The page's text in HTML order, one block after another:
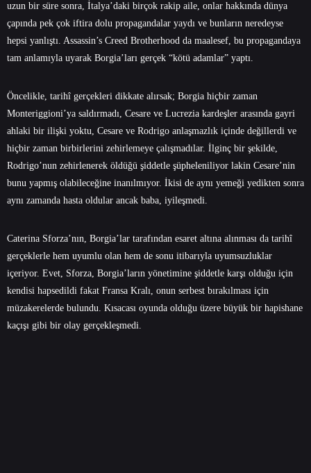
uzun bir süre sonra, İtalya’daki birçok rakip aile, onlar hakkında dünya
çapında pek çok iftira dolu propagandalar yaydı ve bunların neredeyse
hepsi yanlıştı. Assassin’s Creed Brotherhood da maalesef, bu propagandaya
tam anlamıyla uyarak Borgia’ları gerçek “kötü adamlar” yaptı.
Öncelikle, tarihî gerçekleri dikkate alırsak; Borgia hiçbir zaman
Monteriggioni’ya saldırmadı, Cesare ve Lucrezia kardeşler arasında gayri
ahlaki bir ilişki yoktu, Cesare ve Rodrigo anlaşmazlık içinde değillerdi ve
hiçbir zaman birbirlerini zehirlemeye çalışmadılar. İlginç bir şekilde,
Rodrigo’nun zehirlenerek öldüğü şiddetle şüpheleniliyor lakin Cesare’nin
bunu yapmış olabileceğine inanılmıyor. İkisi de aynı yemeği yedikten sonra
aynı zamanda hasta oldular ancak baba, iyileşmedi.
Caterina Sforza’nın, Borgia’lar tarafından esaret altına alınması da tarihî
gerçeklerle hem uyumlu olan hem de sonu itibarıyla uyumsuzluklar
içeriyor. Evet, Sforza, Borgia’ların yönetimine şiddetle karşı olduğu için
kendisi hapsedildi fakat Fransa Kralı, onun serbest bırakılması için
müzakerelerde bulundu. Kısacası oyunda olduğu üzere büyük bir hapishane
kaçışı gibi bir olay gerçekleşmedi.